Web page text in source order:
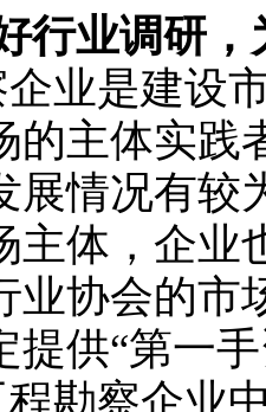
行业调研
业是建设
的主体实践
展情况有较
主体，企业
业协会的市
提供“第一
勘察企业